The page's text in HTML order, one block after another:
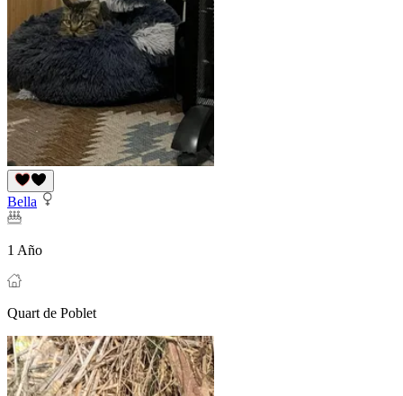
Bella
1 Año
Quart de Poblet